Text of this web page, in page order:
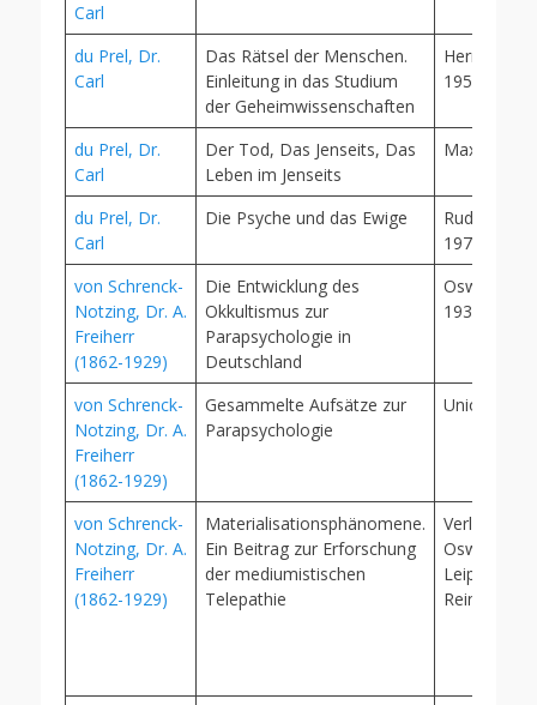
Carl
du Prel, Dr.
Carl
Das Rätsel der Menschen.
Einleitung in das Studium
der Geheimwissenschaften
Hermann
1950
du Prel, Dr.
Carl
Der Tod, Das Jenseits, Das
Leben im Jenseits
Max
du Prel, Dr.
Carl
Die Psyche und das Ewige
Rudolf
1971
von Schrenck-
Notzing, Dr. A.
Freiherr
(1862-1929)
Die Entwicklung des
Okkultismus zur
Parapsychologie in
Deutschland
Oswald
1932
von Schrenck-
Notzing, Dr. A.
Freiherr
(1862-1929)
Gesammelte Aufsätze zur
Parapsychologie
Union,
von Schrenck-
Notzing, Dr. A.
Freiherr
(1862-1929)
Materialisationsphänomene.
Ein Beitrag zur Erforschung
der mediumistischen
Telepathie
Verlag
Oswald
Leipzig /
Reinhard,